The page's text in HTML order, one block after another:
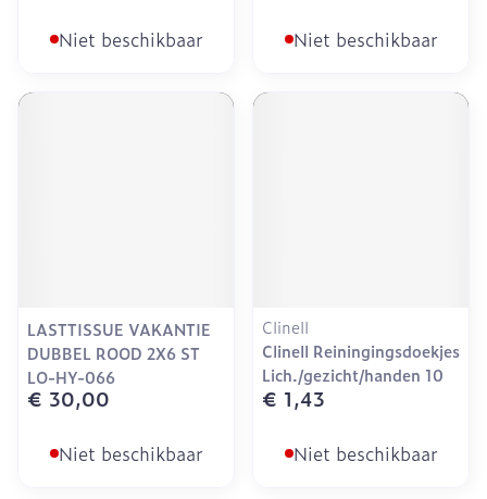
Niet beschikbaar Niet beschikbaar
LASTTISSUE VAKANTIE
DUBBEL ROOD 2X6 ST
LO-HY-066
€ 30,00
Niet beschikbaar
Clinell
Clinell Reiningingsdoekjes
Lich./gezicht/handen 10
€ 1,43
Niet beschikbaar